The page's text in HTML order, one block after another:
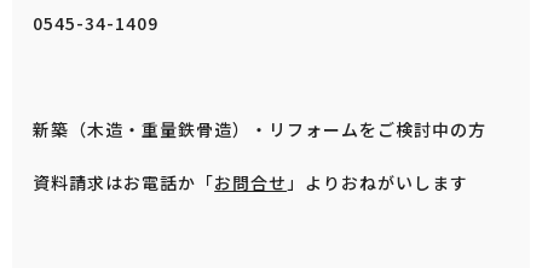
0545-34-1409
新築（木造・重量鉄骨造）・リフォームをご検討中の方
資料請求はお電話か「お問合せ」よりおねがいします